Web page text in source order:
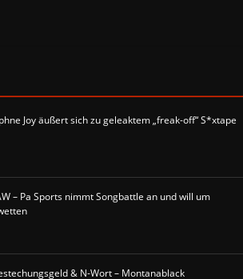
Joy äußert sich zu geleaktem „freak-off“ S*xtape
– Pa Sports nimmt Songbattle an und will um
& N-Wort – Montanablack